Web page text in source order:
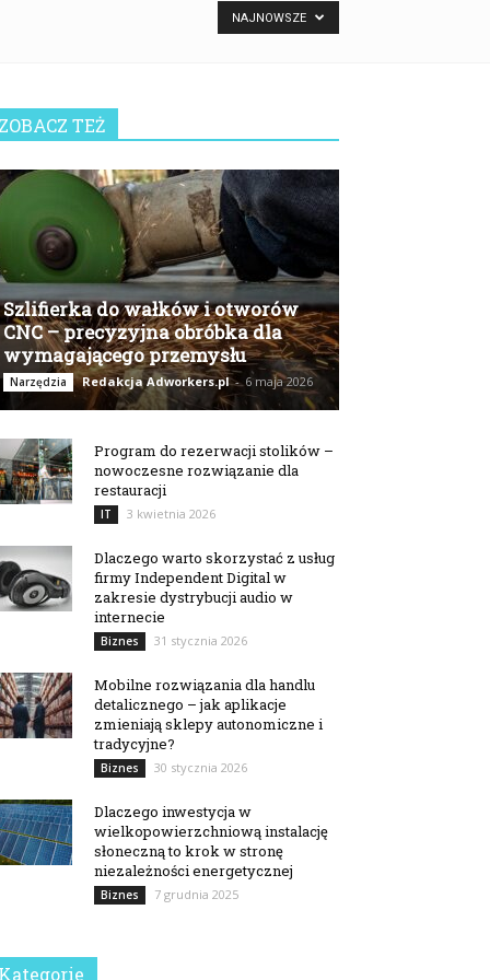
NAJNOWSZE
ZOBACZ TEŻ
Szlifierka do wałków i otworów
CNC – precyzyjna obróbka dla
wymagającego przemysłu
Narzędzia Redakcja Adworkers.pl - 6 maja 2026
Program do rezerwacji stolików –
nowoczesne rozwiązanie dla
restauracji
IT 3 kwietnia 2026
Dlaczego warto skorzystać z usług
firmy Independent Digital w
zakresie dystrybucji audio w
internecie
Biznes 31 stycznia 2026
Mobilne rozwiązania dla handlu
detalicznego – jak aplikacje
zmieniają sklepy autonomiczne i
tradycyjne?
Biznes 30 stycznia 2026
Dlaczego inwestycja w
wielkopowierzchniową instalację
słoneczną to krok w stronę
niezależności energetycznej
Biznes 7 grudnia 2025
Kategorie